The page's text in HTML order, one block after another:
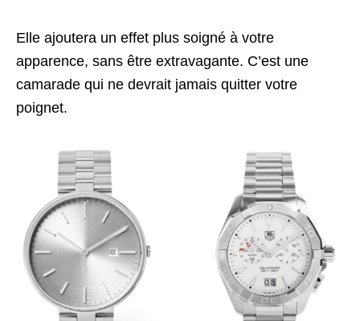
Elle ajoutera un effet plus soigné à votre
apparence, sans être extravagante. C’est une
camarade qui ne devrait jamais quitter votre
poignet.